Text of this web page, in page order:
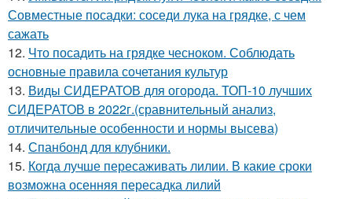
Совместные посадки: соседи лука на грядке, с чем
сажать
12. Что посадить на грядке чесноком. Соблюдать
основные правила сочетания культур
13. Виды СИДЕРАТОВ для огорода. ТОП-10 лучших
СИДЕРАТОВ в 2022г.(сравнительный анализ,
отличительные особенности и нормы высева)
14. Спанбонд для клубники.
15. Когда лучше пересаживать лилии. В какие сроки
возможна осенняя пересадка лилий